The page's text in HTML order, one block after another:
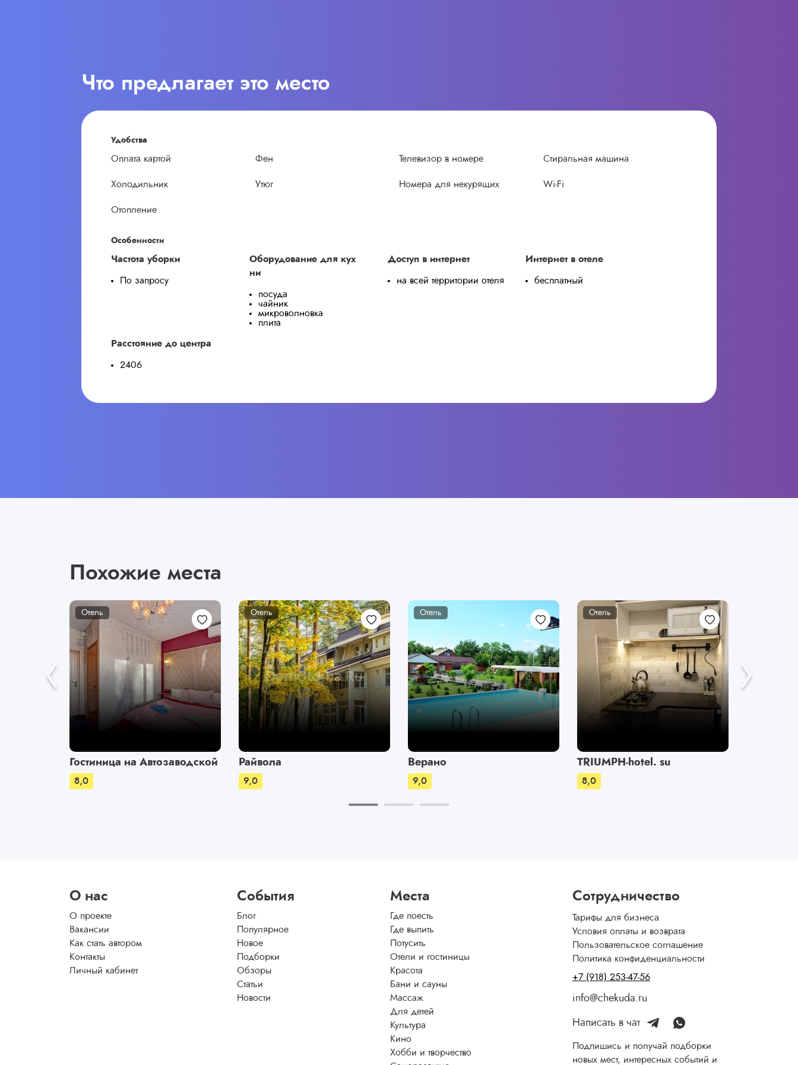
Что предлагает это место
Удобства
Оплата картой Фен Телевизор в номере Стиральная машина
Холодильник Утюг Номера для некурящих Wi-Fi
Отопление
Особенности
Частота уборки
По запросу
Оборудование для кух
ни
посуда
чайник
микроволновка
плита
Доступ в интернет
на всей территории отеля
Интернет в отеле
бесплатный
Расстояние до центра
2406
Похожие места
Отель
Гостиница на Автозаводской
8,0
Отель
Райвола
9,0
Отель
Верано
9,0
Отель
TRIUMPH-hotel. su
8,0
О нас
О проекте
Вакансии
Как стать автором
Контакты
Личный кабинет
События
Блог
Популярное
Новое
Подборки
Обзоры
Статьи
Новости
Места
Где поесть
Где выпить
Потусить
Отели и гостиницы
Красота
Бани и сауны
Массаж
Для детей
Культура
Кино
Хобби и творчество
Сотрудничество
Тарифы для бизнеса
Условия оплаты и возврата
Пользовательское соглашение
Политика конфиденциальности
+7 (918) 253-47-56
info@chekuda.ru
Написать в чат
Подпишись и получай подборки
новых мест, интересных событий и